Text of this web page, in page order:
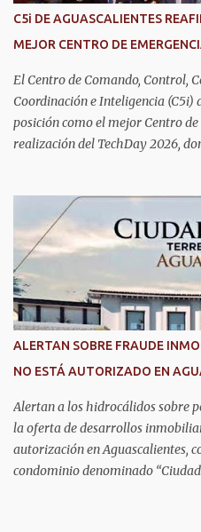
servicios que les ayuden a
presidenta del DIF Estatal. Para
interesados deben acudir a la
C5i DE AGUASCALIENTES
MEJOR CENTRO DE
El Centro de Comando, Control,
Coordinación e Inteligencia
posición como el mejor Centro
realización del TechDay 2026,
seguridad pública y la atención
reunió a autoridades,
representantes de instituciones
conocimientos y conocer las
materia. La titular del C5i,
reconocimiento es resultado de la
infraestructura tecnológica de
innovadores de coordinación
Aguascalientes, posicionándose
materia de atención de
goberna...
ALERTAN SOBRE FRAUDE
NO ESTÁ AUTORIZADO EN
Alertan a los hidrocálidos sobre
la oferta de desarrollos
autorización en Aguascalientes,
condominio denominado “Ciudad